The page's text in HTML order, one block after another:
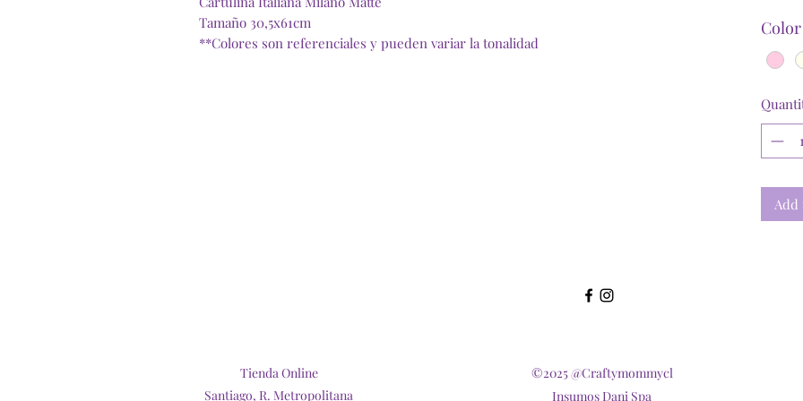
Tamaño 30,5x61cm
**Colores son referenciales y pueden variar la tonalidad
Color
Add
Tienda Online
Santiago, R. Metropolitana
©2025 @Craftymommycl
Insumos Dani Spa